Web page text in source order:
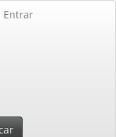
Entrar